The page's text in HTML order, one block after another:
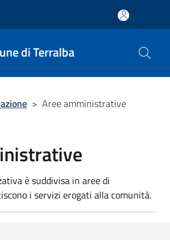
di Terralba
> Aree amministrative
è suddivisa in aree di
i servizi erogati alla comunità.